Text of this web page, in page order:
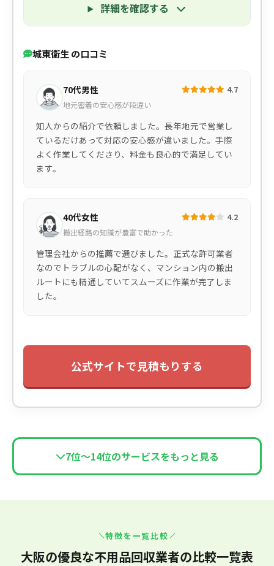
詳細を確認する
城東衛生 の口コミ
70代男性
地元密着の安心感が段違い
4.7
知人からの紹介で依頼しました。長年地元で営業し
ているだけあって対応の安心感が違いました。手際
よく作業してくださり、料金も良心的で満足してい
ます。
40代女性
搬出経路の知識が豊富で助かった
4.2
管理会社からの推薦で選びました。正式な許可業者
なのでトラブルの心配がなく、マンション内の搬出
ルートにも精通していてスムーズに作業が完了しま
した。
公式サイトで見積もりする
7位〜14位のサービスをもっと見る
7位：エコクリーンテック
特徴を一覧比較
大阪の優良な不用品回収業者の比較一覧表